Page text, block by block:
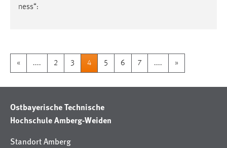
ness“:
« .... 2 3 4 5 6 7 .... »
Ostbayerische Technische
Hochschule Amberg-Weiden
Standort Amberg